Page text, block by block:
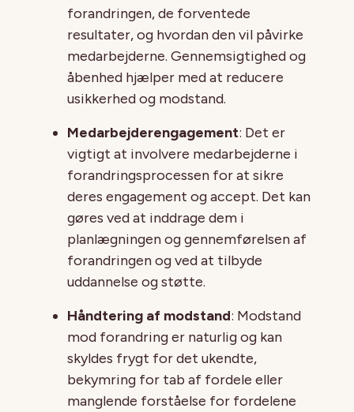
forandringen, de forventede
resultater, og hvordan den vil påvirke
medarbejderne. Gennemsigtighed og
åbenhed hjælper med at reducere
usikkerhed og modstand.
Medarbejderengagement: Det er
vigtigt at involvere medarbejderne i
forandringsprocessen for at sikre
deres engagement og accept. Det kan
gøres ved at inddrage dem i
planlægningen og gennemførelsen af
forandringen og ved at tilbyde
uddannelse og støtte.
Håndtering af modstand: Modstand
mod forandring er naturlig og kan
skyldes frygt for det ukendte,
bekymring for tab af fordele eller
manglende forståelse for fordelene